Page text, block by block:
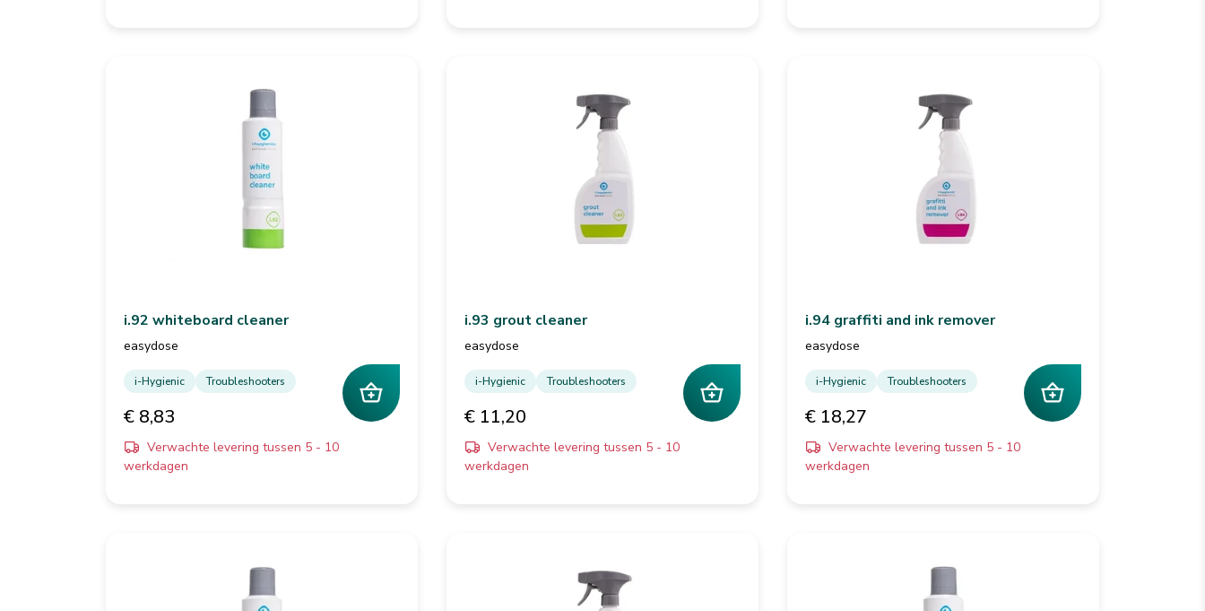
i.92 whiteboard cleaner
easydose
i-Hygienic Troubleshooters
€ 8,83
Verwachte levering tussen 5 - 10
werkdagen
i.93 grout cleaner
easydose
i-Hygienic Troubleshooters
€ 11,20
Verwachte levering tussen 5 - 10
werkdagen
i.94 graffiti and ink remover
easydose
i-Hygienic Troubleshooters
€ 18,27
Verwachte levering tussen 5 - 10
werkdagen